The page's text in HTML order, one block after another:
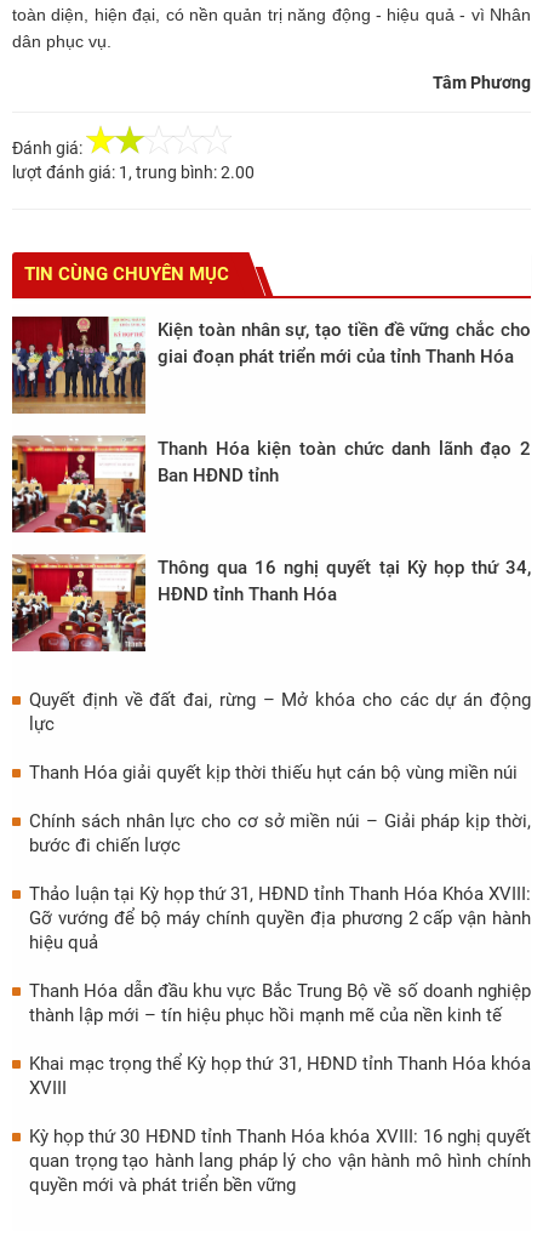
toàn diện, hiện đại, có nền quản trị năng động - hiệu quả - vì Nhân
dân phục vụ.
Tâm Phương
Đánh giá:
lượt đánh giá: 1, trung bình:2.00
TIN CÙNG CHUYÊN MỤC
Kiện toàn nhân sự, tạo tiền đề vững chắc cho
giai đoạn phát triển mới của tỉnh Thanh Hóa
Thanh Hóa kiện toàn chức danh lãnh đạo 2
Ban HĐND tỉnh
Thông qua 16 nghị quyết tại Kỳ họp thứ 34,
HĐND tỉnh Thanh Hóa
Quyết định về đất đai, rừng – Mở khóa cho các dự án động
lực
Thanh Hóa giải quyết kịp thời thiếu hụt cán bộ vùng miền núi
Chính sách nhân lực cho cơ sở miền núi – Giải pháp kịp thời,
bước đi chiến lược
Thảo luận tại Kỳ họp thứ 31, HĐND tỉnh Thanh Hóa Khóa XVIII:
Gỡ vướng để bộ máy chính quyền địa phương 2 cấp vận hành
hiệu quả
Thanh Hóa dẫn đầu khu vực Bắc Trung Bộ về số doanh nghiệp
thành lập mới – tín hiệu phục hồi mạnh mẽ của nền kinh tế
Khai mạc trọng thể Kỳ họp thứ 31, HĐND tỉnh Thanh Hóa khóa
XVIII
Kỳ họp thứ 30 HĐND tỉnh Thanh Hóa khóa XVIII: 16 nghị quyết
quan trọng tạo hành lang pháp lý cho vận hành mô hình chính
quyền mới và phát triển bền vững